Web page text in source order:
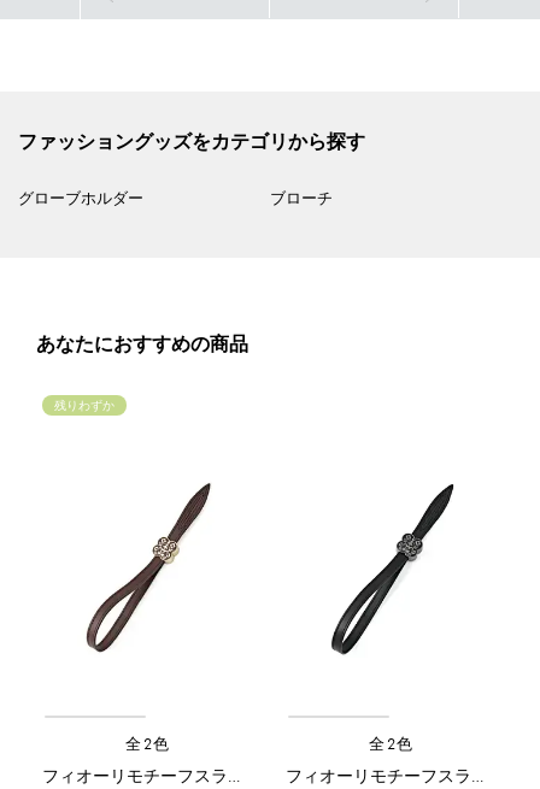
ファッショングッズをカテゴリから探す
グローブホルダー ブローチ
あなたにおすすめの商品
残りわずか
全2色
フィオーリモチーフスライド式ベルトグローブホルダー/ダークブラウン
全2色
フィオーリモチーフスライド式ベルトグローブホルダー/ブラック